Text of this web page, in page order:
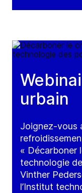
urbain
Joignez-vous
« Décarboner
technologie
Vinther
l’Institut